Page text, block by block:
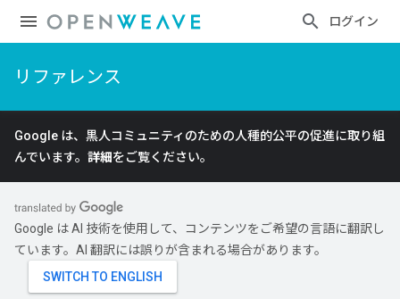
ログイン
リファレンス
Google は、黒人コミュニティのための人種的公平の促進に取り組
んでいます。 詳細をご覧ください。
Google は AI 技術を使用して、コンテンツをご希望の言語に翻訳し
ています。AI 翻訳には誤りが含まれる場合があります。